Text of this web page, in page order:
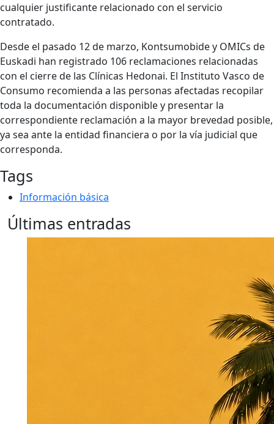
cualquier justificante relacionado con el servicio
contratado.
Desde el pasado 12 de marzo, Kontsumobide y OMICs de
Euskadi han registrado 106 reclamaciones relacionadas
con el cierre de las Clínicas Hedonai. El Instituto Vasco de
Consumo recomienda a las personas afectadas recopilar
toda la documentación disponible y presentar la
correspondiente reclamación a la mayor brevedad posible,
ya sea ante la entidad financiera o por la vía judicial que
corresponda.
Tags
Información básica
Últimas entradas